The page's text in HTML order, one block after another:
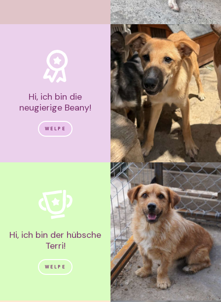
Hi, ich bin die
neugierige Beany!
WELPE
Hi, ich bin der hübsche
Terri!
WELPE